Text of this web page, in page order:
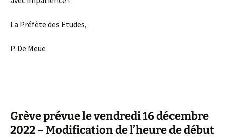
La Préfète des Etudes,
P. De Meue
Grève prévue le vendredi 16 décembre
2022 – Modification de l’heure de début